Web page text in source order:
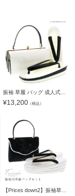
振袖 草履 バッグ 成人式「白×黒」Fサイズ レディース 振袖用草履バッグセット エナメル 無地 振袖 草履 バッグ【メール便不可】
¥13,200（税込）
【Prices down2】振袖草履バッグセット 「黒×ホワイト 唐草模様」 Fサイズ 振袖草履バッグ 振袖バッグ 振袖草履 【メール便不可】＜H＞